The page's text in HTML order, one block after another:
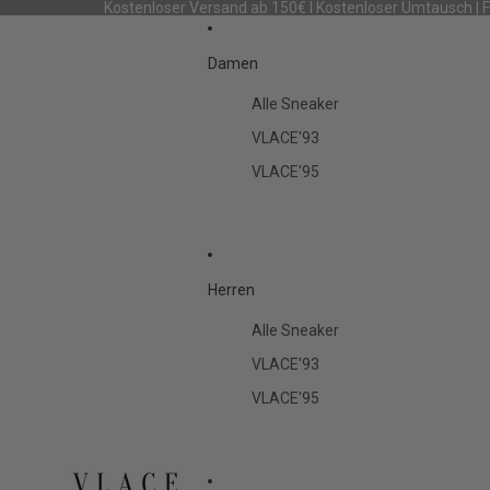
Kostenloser Versand ab 150€ I Kostenloser Umtausch |
Damen
Alle Sneaker
VLACE'93
VLACE'95
Herren
Alle Sneaker
VLACE'93
VLACE'95